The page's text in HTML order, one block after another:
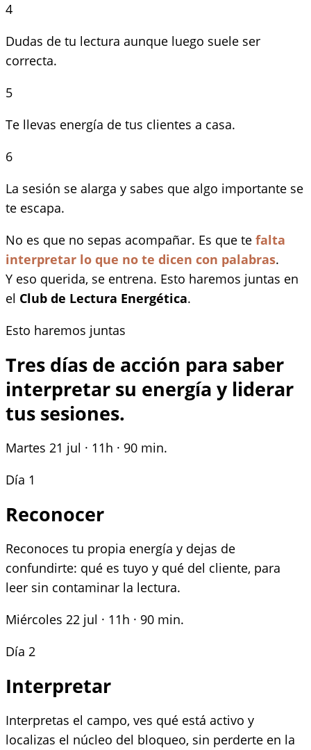
4
Dudas de tu lectura aunque luego suele ser
correcta.
5
Te llevas energía de tus clientes a casa.
6
La sesión se alarga y sabes que algo importante se
te escapa.
No es que no sepas acompañar. Es que te falta
interpretar lo que no te dicen con palabras.
Y eso querida, se entrena. Esto haremos juntas en
el Club de Lectura Energética.
Esto haremos juntas
Tres días de acción para saber
interpretar su energía y liderar
tus sesiones.
Martes 21 jul · 11h · 90 min.
Día 1
Reconocer
Reconoces tu propia energía y dejas de
confundirte: qué es tuyo y qué del cliente, para
leer sin contaminar la lectura.
Miércoles 22 jul · 11h · 90 min.
Día 2
Interpretar
Interpretas el campo, ves qué está activo y
localizas el núcleo del bloqueo, sin perderte en la